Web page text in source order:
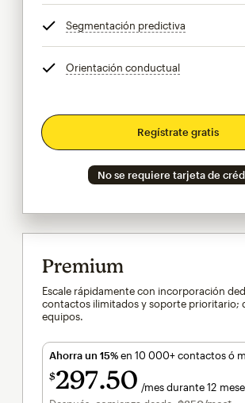
Segmentación predictiva
Orientación conductualinfo
Regístrate gratis
No se requiere tarjeta de
Premium
Escale rápidamente con incorporación
contactos ilimitados y soporte prioritario;
equipos.
Ahorra un 15%en 10 000+ contactos ó
$297 50 /mes durante 12
$297.50al mes durante 12 meses